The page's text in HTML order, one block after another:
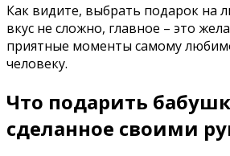
Как видите, выбрать подарок на
вкус не сложно, главное – это
приятные моменты самому
человеку.
Что подарить
сделанное своими